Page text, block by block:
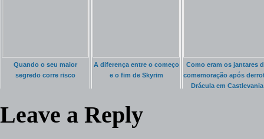
Quando o seu maior
segredo corre risco
A diferença entre o começo
e o fim de Skyrim
Como eram os jantares
comemoração após
Drácula em Castlevania
Leave a Reply